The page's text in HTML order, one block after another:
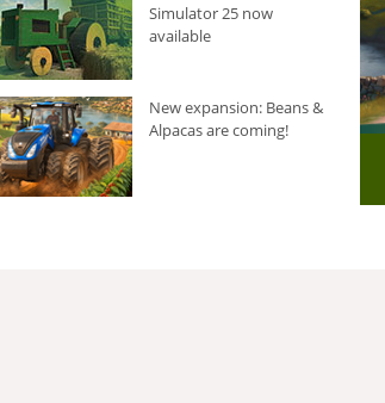
Simulator 25 now
available
New expansion: Beans &
Alpacas are coming!